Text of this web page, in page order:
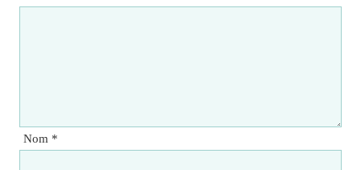
Nom *